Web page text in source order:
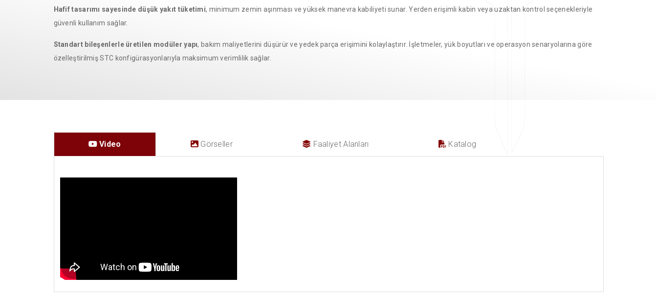
Hafif tasarımı sayesinde düşük yakıt tüketimi, minimum zemin aşınması ve yüksek manevra kabiliyeti sunar. Yerden erişimli kabin veya uzaktan kontrol seçenekleriyle
güvenli kullanım sağlar.
Standart bileşenlerle üretilen modüler yapı, bakım maliyetlerini düşürür ve yedek parça erişimini kolaylaştırır. İşletmeler, yük boyutları ve operasyon senaryolarına göre
özelleştirilmiş STC konfigürasyonlarıyla maksimum verimlilik sağlar.
Video Görseller Faaliyet Alanları Katalog